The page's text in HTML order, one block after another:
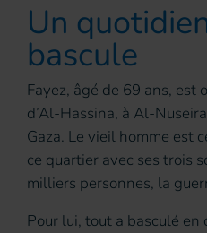
Un
bascule
Fayez, âgé de 69 ans, est
d’Al-Hassina, à Al-
Gaza. Le vieil homme est
ce quartier avec ses trois
milliers personnes, la
Pour lui, tout a basculé en